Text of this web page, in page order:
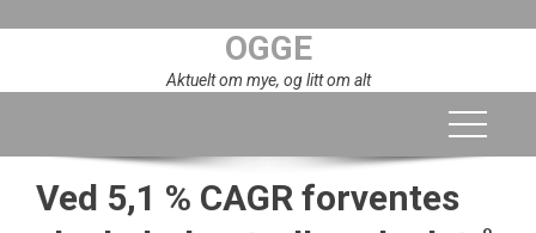
OGGE
Aktuelt om mye, og litt om alt
Ved 5,1 % CAGR forventes